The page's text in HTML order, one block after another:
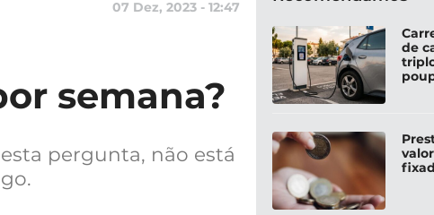
07 Dez, 2023 - 12:47
semana?
pergunta, não está
de